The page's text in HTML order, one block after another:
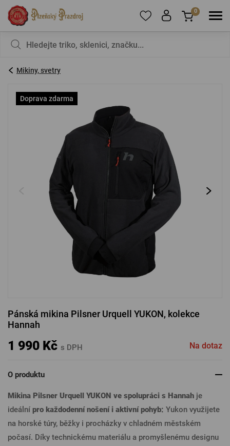
registrujte .
PŘIHLÁSIT SE
Zapomenuté heslo Nová registrace
PŘIHLÁSIT PŘES FACEBOOK
0
Mikiny, svetry
Doprava zdarma
Pánská mikina Pilsner Urquell YUKON, kolekce
Hannah
1 990 Kč s DPH Na dotaz
O produktu
Mikina Pilsner Urquell YUKON ve spolupráci s Hannah je
ideální pro každodenní nošení i aktivní pohyb: Yukon využijete
na horské túry, běžky i procházky v chladném městském
počasí. Díky technickému materiálu a promyšlenému designu